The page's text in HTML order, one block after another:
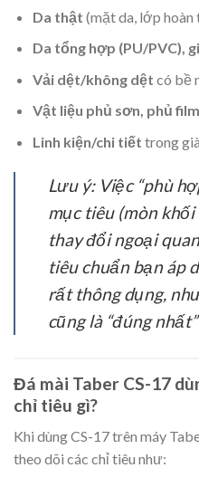
Da thật (mặt da, lớp hoàn
Da tổng hợp (PU/PVC),
Vải dệt/không dệt có bề
Vật liệu phủ sơn, phủ film
Linh kiện/chi tiết trong
Lưu ý: Việc “phù
mục tiêu (mòn
thay đổi ngoại
tiêu chuẩn bạn áp
rất thông dụng,
cũng là “đúng
Đá mài Taber CS-17
chỉ tiêu gì?
Khi dùng CS-17 trên máy
theo dõi các chỉ tiêu như: